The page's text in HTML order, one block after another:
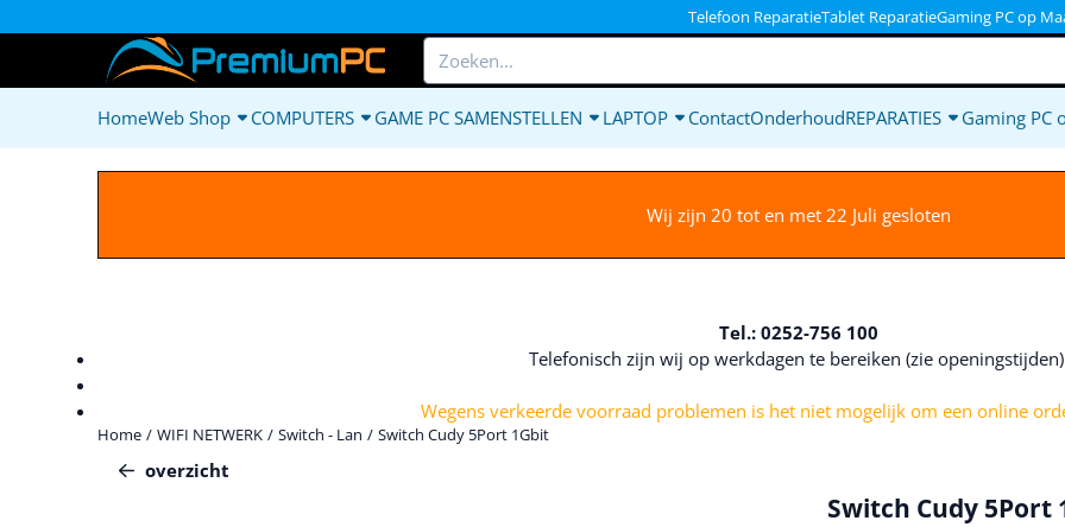
Telefoon ReparatieTablet ReparatieGaming PC op
Zoeken
HomeWeb Shop COMPUTERS GAME PC SAMENSTELLEN LAPTOP ContactOnderhoudREPARATIES Gaming
Wij zijn 20 tot en met 22 Juli gesloten
Tel.: 0252-756 100
Telefonisch zijn wij op werkdagen te bereiken (zie
Wegens verkeerde voorraad problemen is het niet mogelijk om een online
Home / WIFI NETWERK / Switch - Lan / Switch Cudy 5Port 1Gbit
overzicht
Switch Cudy 5Port